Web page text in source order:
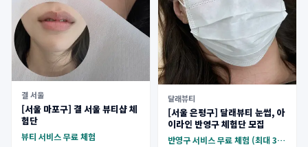
결 서울
[서울 마포구] 결 서울 뷰티샵 체
험단
뷰티 서비스 무료 체험
달래뷰티
[서울 은평구] 달래뷰티 눈썹, 아
이라인 반영구 체험단 모집
반영구 서비스 무료 체험 (최대 30만원)